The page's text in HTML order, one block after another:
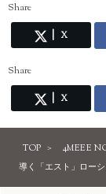
Share
X
Share
X
TOP 4MEEE
導く「エスト」ロー